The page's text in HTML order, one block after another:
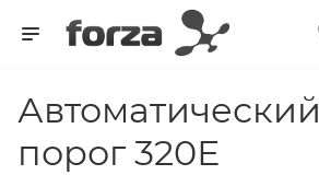
Автоматический
порог 320Е